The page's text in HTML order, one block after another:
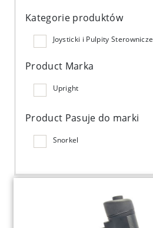
Kategorie produktów
Joysticki i Pulpity Sterownicze
Product Marka
Upright
Product Pasuje do marki
Snorkel